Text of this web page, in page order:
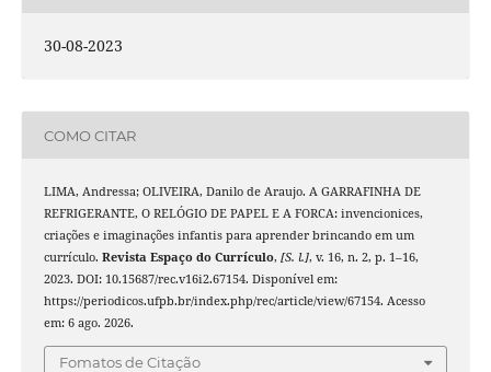
30-08-2023
COMO CITAR
LIMA, Andressa; OLIVEIRA, Danilo de Araujo. A GARRAFINHA DE
REFRIGERANTE, O RELÓGIO DE PAPEL E A FORCA: invencionices,
criações e imaginações infantis para aprender brincando em um
currículo. Revista Espaço do Currículo, [S. l.], v. 16, n. 2, p. 1–16,
2023. DOI: 10.15687/rec.v16i2.67154. Disponível em:
https://periodicos.ufpb.br/index.php/rec/article/view/67154. Acesso
em: 6 ago. 2026.
Fomatos de Citação